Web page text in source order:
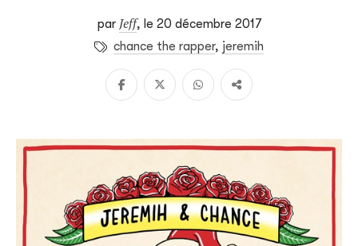
par Jeff, le 20 décembre 2017
chance the rapper, jeremih